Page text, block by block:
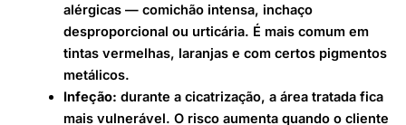
alérgicas — comichão intensa, inchaço
desproporcional ou urticária. É mais comum em
tintas vermelhas, laranjas e com certos pigmentos
metálicos.
Infeção: durante a cicatrização, a área tratada fica
mais vulnerável. O risco aumenta quando o cliente